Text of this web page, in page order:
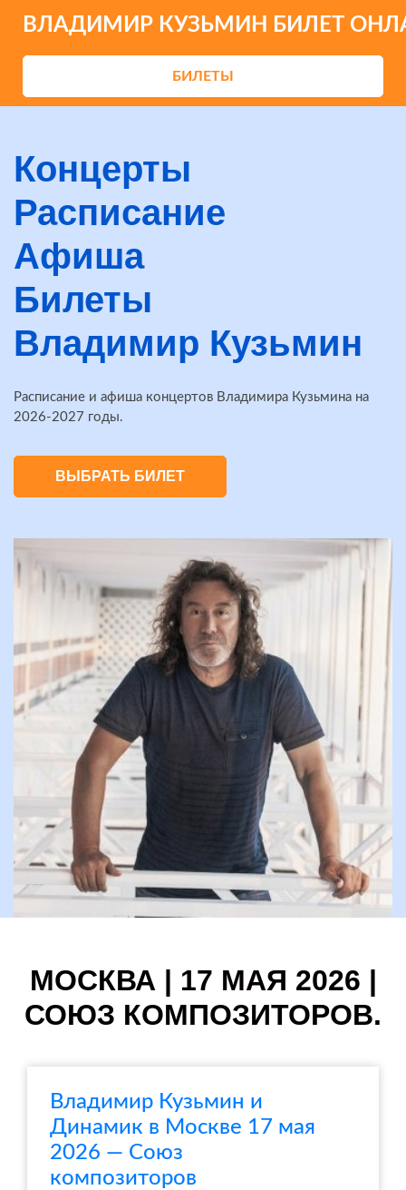
ВЛАДИМИР КУЗЬМИН БИЛЕТ
БИЛЕТЫ
Концерты
Расписание
Афиша
Билеты
Владимир Кузьмин
Расписание и афиша концертов Владимира Кузьмина на
2026-2027 годы.
ВЫБРАТЬ БИЛЕТ
МОСКВА | 17 МАЯ 2026 |
СОЮЗ КОМПОЗИТОРОВ.
Владимир Кузьмин и
Динамик в Москве 17 мая
2026 — Союз
композиторов